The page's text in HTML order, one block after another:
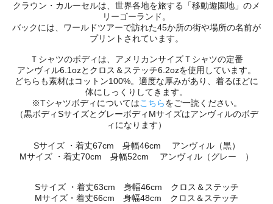
クラウン・カルーセルは、世界各地を旅する「移動遊園地」のメ
リーゴーランド。
バックには、ワールドツアーで訪れた45か所の街や場所の名前が
プリントされています。
Ｔシャツのボディは、アメリカンサイズＴシャツの定番
アンヴィル6.1ozとクロス＆ステッチ6.2ozを使用しています。
どちらも素材はコットン100%。適度な厚みがあり、着るほどに
体にしっくりしてきます。
※Tシャツボディについてはこちらをご一読ください。
（黒ボディSサイズとグレーボディMサイズはアンヴィルのボデ
ィになります）
Sサイズ ・着丈67cm 身幅46cm アンヴィル（黒）
Mサイズ ・着丈70cm 身幅52cm アンヴィル（グレー ）
Sサイズ ・着丈63cm 身幅46cm クロス＆ステッチ
Mサイズ・着丈66cm 身幅48cm クロス＆ステッチ